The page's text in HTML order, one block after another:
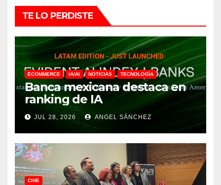
TE LO PERDISTE
ECOMMERCE IA/AI NOTICIAS TECNOLOGÍA
Banca mexicana destaca en
ranking de IA
JUL 28, 2026 ANGEL SÁNCHEZ
CINE